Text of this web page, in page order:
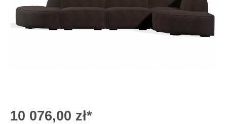
10 076,00 zł*